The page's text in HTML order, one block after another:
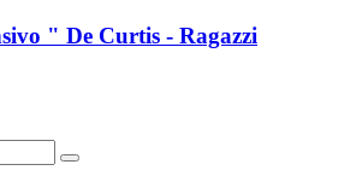
" De Curtis - Ragazzi